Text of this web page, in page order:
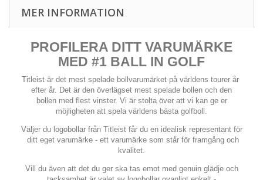
MER INFORMATION
PROFILERA DITT VARUMÄRKE
MED #1 BALL IN GOLF
Titleist är det mest spelade bollvarumärket på världens tourer år
efter år. Det är den överlägset mest spelade bollen och den
bollen med flest vinster. Vi är stolta över att vi kan ge er
möjligheten att spela världens bästa golfboll.
Väljer du logobollar från Titleist får du en idealisk representant för
ditt eget varumärke - ett varumärke som står för framgång och
kvalitet.
Vill du även att det du ger ska tas emot med genuin glädje och